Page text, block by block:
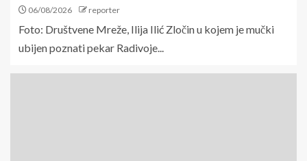
06/08/2026 reporter
Foto: Društvene Mreže, Ilija Ilić Zločin u kojem je mučki
ubijen poznati pekar Radivoje...